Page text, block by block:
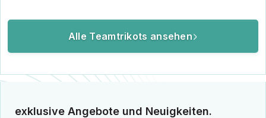
Alle Teamtrikots ansehen
exklusive Angebote und Neuigkeiten.